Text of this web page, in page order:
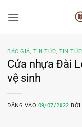
qua
BÁO GIÁ,TIN TỨC,TIN TỨC
Cửa nhựa Đài
vệ sinh
ĐĂNG VÀO09/07/2022 BỞI